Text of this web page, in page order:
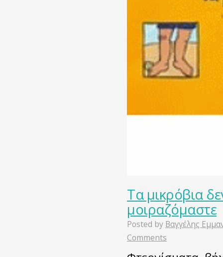
Τα μικρόβια
μοιραζόμαστε
Posted by Βαγγέλης
Comments